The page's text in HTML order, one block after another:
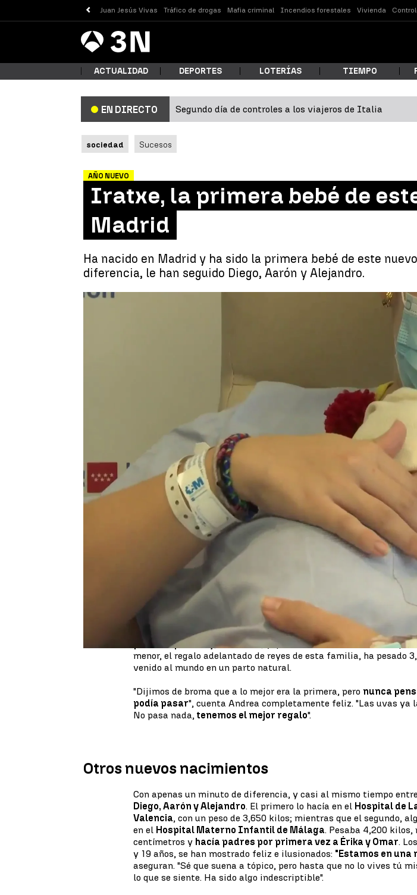
Juan Jesús Vivas Tráfico de drogas Mafia criminal Incendios forestales Vivienda
Antena
3 Noticias
ACTUALIDAD DEPORTES LOTERÍAS TIEMPO
EN DIRECTO Segundo día de controles a los viajeros de Italia
sociedad Sucesos
AÑO NUEVO
Iratxe, la primera bebé de
Madrid
Ha nacido en Madrid y ha sido la primera bebé de este
diferencia, le han seguido Diego, Aarón y Alejandro.
Juan A. Vargas
Actualizado:
01 de enero de 2023, 16:06
01 de enero de 2023, 13:55
Justo en el momento en el que toda España estaba pendientedel
, con las uvas en la mano y celebrando la entrada
Iratxe venía al mundo. Rodeada de sus familiares, en el
Marañón de Madrid, se convertía en
la primera bebé española
. Tenía prisa por llegar y no podía esperar a que su madre se
uvas para entrar con buen pie en el nuevo año.
Aunque quizás no
forma de hacerlo que esta
Su madre, Andrea, cuenta a 'Antena 3 Noticias' que el nacimiento
previsto para hoy
, 1 de enero, y que ambas se encuentran en
menor, el regalo adelantado de reyes de esta familia, ha pesado
venido al mundo en un parto natural.
"Dijimos de broma que a lo mejor era la primera, pero nunca
podía pasar", cuenta Andrea completamente feliz. "Las uvas ya
No pasa nada, tenemos el mejor regalo".
Otros nuevos nacimientos
Con apenas un minuto de diferencia, y casi al mismo tiempo
Diego, Aarón y Alejandro. El primero lo hacía en el Hospital de
Valencia, con un peso de 3,650 kilos; mientras que el segundo,
en el Hospital Materno Infantil de Málaga. Pesaba 4,200 kilos,
centímetros y hacía padres por primera vez a Érika y Omar.
y 19 años, se han mostrado feliz e ilusionados: "Estamos en una
aseguran. "Sé que suena a tópico, pero hasta que no lo vives tú
lo que se siente. Ha sido algo indescriptible".